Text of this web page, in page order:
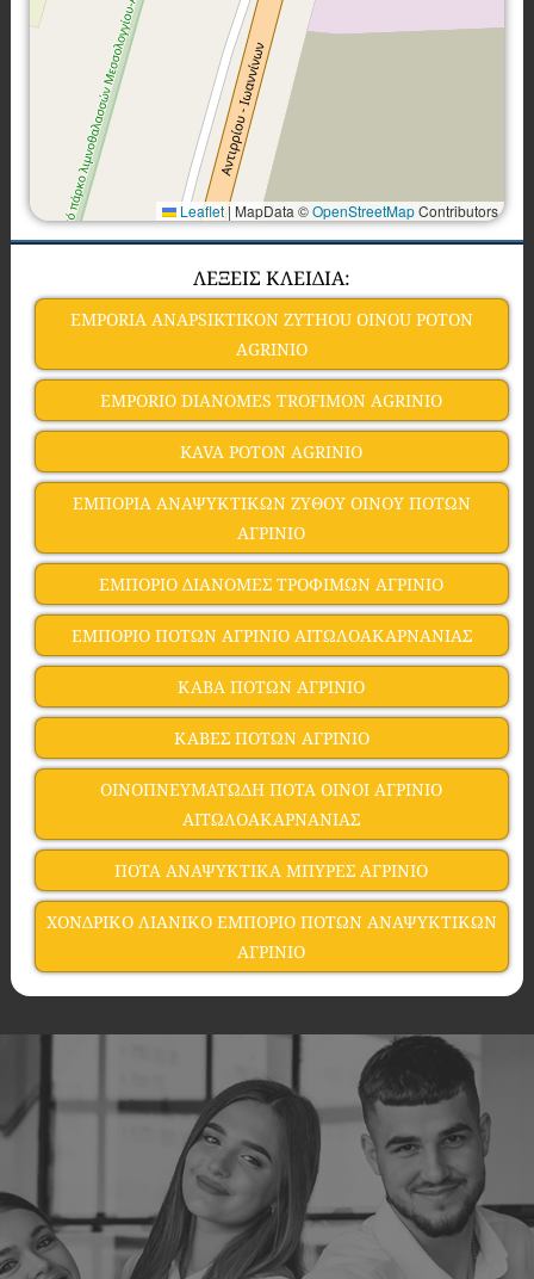
Leaflet| MapData ©OpenStreetMapContributors
ΛΕΞΕΙΣ ΚΛΕΙΔΙΑ:
EMPORIA ANAPSIKTIKON ZYTHOU OINOU POTON
AGRINIO
EMPORIO DIANOMES TROFIMON AGRINIO
KAVA POTON AGRINIO
ΕΜΠΟΡΙΑ ΑΝΑΨΥΚΤΙΚΩΝ ΖΥΘΟΥ ΟΙΝΟΥ ΠΟΤΩΝ
ΑΓΡΙΝΙΟ
ΕΜΠΟΡΙΟ ΔΙΑΝΟΜΕΣ ΤΡΟΦΙΜΩΝ ΑΓΡΙΝΙΟ
ΕΜΠΟΡΙΟ ΠΟΤΩΝ ΑΓΡΙΝΙΟ ΑΙΤΩΛΟΑΚΑΡΝΑΝΙΑΣ
ΚΑΒΑ ΠΟΤΩΝ ΑΓΡΙΝΙΟ
ΚΑΒΕΣ ΠΟΤΩΝ ΑΓΡΙΝΙΟ
ΟΙΝΟΠΝΕΥΜΑΤΩΔΗ ΠΟΤΑ ΟΙΝΟΙ ΑΓΡΙΝΙΟ
ΑΙΤΩΛΟΑΚΑΡΝΑΝΙΑΣ
ΠΟΤΑ ΑΝΑΨΥΚΤΙΚΑ ΜΠΥΡΕΣ ΑΓΡΙΝΙΟ
ΧΟΝΔΡΙΚΟ ΛΙΑΝΙΚΟ ΕΜΠΟΡΙΟ ΠΟΤΩΝ ΑΝΑΨΥΚΤΙΚΩΝ
ΑΓΡΙΝΙΟ